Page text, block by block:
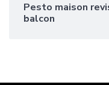
Pesto maison
balcon